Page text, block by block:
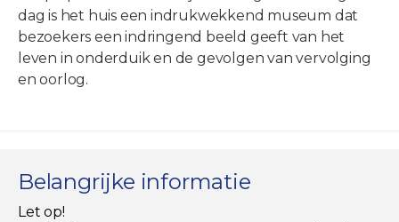
dag is het huis een indrukwekkend museum dat
bezoekers een indringend beeld geeft van het
leven in onderduik en de gevolgen van vervolging
en oorlog.
Belangrijke informatie
Let op!